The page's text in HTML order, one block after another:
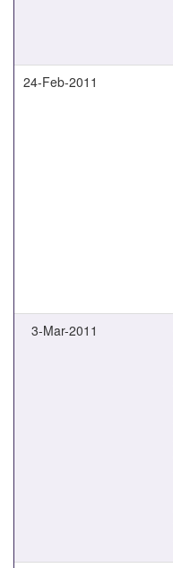
24-Feb-2011
3-Mar-2011